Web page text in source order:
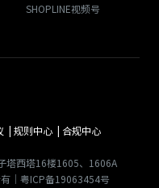
SHOPLINE视频号
| 规则中心 | 合规中心
塔西塔16楼1605、1606A
｜粤ICP备19063454号